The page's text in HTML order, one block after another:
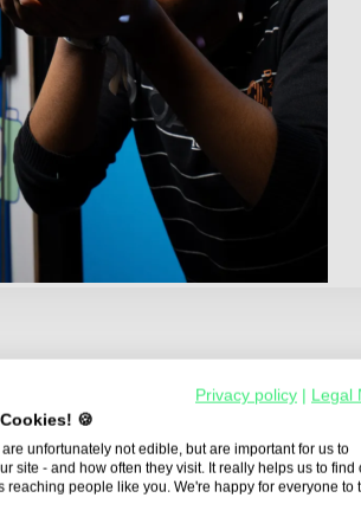
Privacy policy
Legal
🍪
unfortunately not edible, but are important for us to
site - and how often they visit. It really helps us to find
reaching people like you. We're happy for everyone to